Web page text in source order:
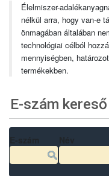
Élelmiszer-
nélkül arra, hogy van-e
önmagában általában
technológiai célból
mennyiségben,
termékekben.
E-szám kereső